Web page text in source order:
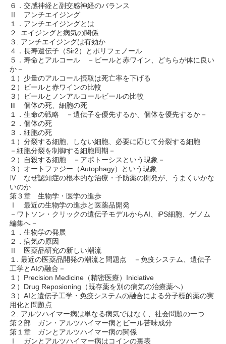
６．交感神経と副交感神経のバランス
Ⅱ アンチエイジング
１．アンチエイジングとは
２. エイジングと病気の関係
３. アンチエイジングは有効か
４．長寿遺伝子（Sir2）とポリフェノール
５．寿命とアルコール －ビールと赤ワイン、どちらが体に良い
か－
１）少量のアルコール摂取は死亡率を下げる
２）ビールと赤ワインの比較
３）ビールとノンアルコールビールの比較
Ⅲ 個体の死、細胞の死
１．生命の戦略 －遺伝子を優先するか、個体を優先するか－
２．個体の死
３．細胞の死
１）分裂する細胞、しない細胞、必要に応じて分裂する細胞
－細胞分裂を制御する細胞周期－
２）自殺する細胞 －アポトーシスという現象－
３）オートファジー（Autophagy）という現象
Ⅳ なぜ認知症の根本的な治療・予防薬の開発が、うまくいかな
いのか
第３章 生物学・医学の進歩
Ⅰ 最近の生物学の進歩と医薬品開発
－ワトソン・クリックの遺伝子モデルからAI、iPS細胞、ゲノム
編集へ－
１．生物学の発展
２．病気の原因
Ⅱ 医薬品研究の新しい潮流
１. 最近の医薬品開発の潮流と問題点 －免疫システム、遺伝子
工学とAIの融合－
１）Precision Medicine（精密医療）Iniciative
２）Drug Reposioning（既存薬を別の病気の治療薬へ）
３）AIと遺伝子工学・免疫システムの融合による分子標的薬の実
用化と問題点
２. アルツハイマー病は単なる病気ではなく、社会問題の一つ
第２部 ガン・アルツハイマー病とビール苦味成分
第１章 ガンとアルツハイマー病の関係
Ⅰ ガンとアルツハイマー病はコインの裏表